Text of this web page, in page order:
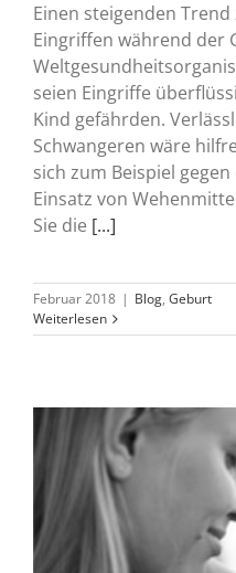
Einen steigenden
Eingriffen während der
seien Eingriffe
Kind gefährden.
Schwangeren wäre
sich zum Beispiel
Einsatz von
Sie die [...]
Februar 2018 | Blog, Geburt
Weiterlesen